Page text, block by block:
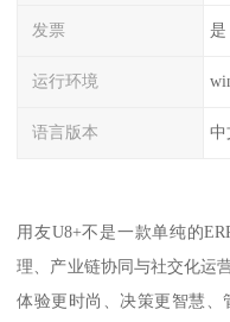
发票 是
运行环境
语言版本 中
用友U8+不是一款单纯的
理、产业链协同与社交化运
体验更时尚、决策更智慧、